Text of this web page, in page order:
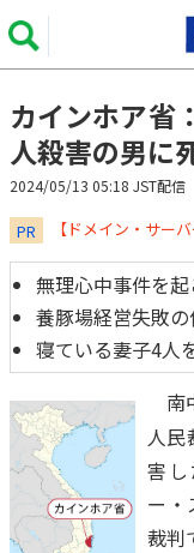
カインホア省
人殺害の男に
2024/05/13 05:18 JST配信
PR 【ドメイン・サー
無理心中事件を
養豚場経営失敗
寝ている妻子4人
南
人民
害
ー
裁判